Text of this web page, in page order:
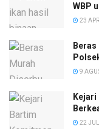
WBP
23
9
22